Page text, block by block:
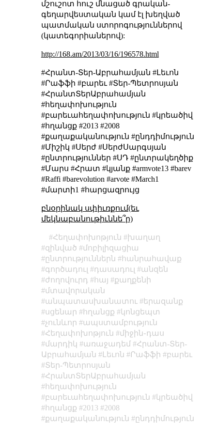
մշուշոտ հուշ մնացած գրական-
գեղարվեստական կամ էլ խեղված
պատմական ստորոգություններով
(կատեգորիաներով):
http://168.am/2013/03/16/196578.html
#Հրանտ-Տեր-Աբրահամյան #Լեւոն
#Րաֆֆի #բարեւ #Տեր-Պետրոսյան
#ՀրանտՏերԱբրահամյան
#հեղափոխություն
#բարեւահեղափոխություն #կրեածիվ
#հղանցք #2013 #2008
#քաղաքականություն #ընդդիմություն
#Միշիկ #Սերժ #ՍերժՍարգսյան
#ընտրություններ #ՍԴ #ընտրակեղծիք
#Մարս #Հրատ #կյանք #armvote13 #barev
#Raffi #barevolution #arvote #March1
#մարտի1 #հարցազրույց
բնօրինակ սփիւռքում(եւ
մեկնաբանութիւննե՞ր)
Հեղափոխոթյուն
խաղաղ
զինված
մոբիլիզացիա
ընտրություններն
հանրահավաք
գործադուլ
դասադուլ
անզեն
ժողովուրդ
հայ
քաղքենի
մտավորական
անպատասխանատու
երազանք
սցենար
հղանցք
կոնցեպտ
չունևոր
ապստամբություն
Հեղափոխոթյուն
միջին֊դաս
մարդիկ
առաջադեմ
Հրանտ-Տեր-
Աբրահամյան
Լեւոն Րաֆֆի
բարեւ
Տեր-Պետրոսյան
ՀրանտՏերԱբրահամյան
հեղափոխություն
բարեւահեղափոխություն
կրեածիվ
հղանցք
2013
2008
քաղաքականություն
ընդդիմություն